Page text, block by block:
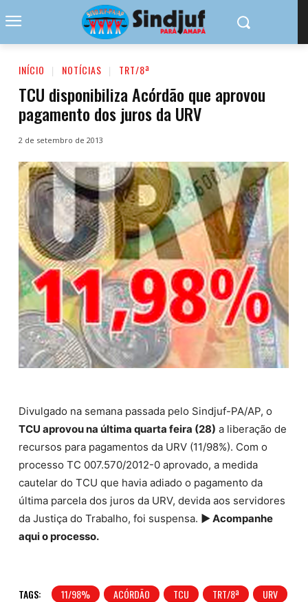
INÍCIO NOTÍCIAS TRT/8ª
TCU disponibiliza Acórdão que aprovou
pagamento dos juros da URV
2 de setembro de 2013
Divulgado na semana passada pelo Sindjuf-PA/AP, o
TCU aprovou na última quarta feira (28) a liberação de
recursos para pagamentos da URV (11/98%). Com o
processo TC 007.570/2012-0 aprovado, a medida
cautelar do TCU que havia adiado o pagamento da
última parcela dos juros da URV, devida aos servidores
da Justiça do Trabalho, foi suspensa. ► Acompanhe
aqui o processo.
TAGS: 11/98% ACÓRDÃO TCU TRT/8ª URV